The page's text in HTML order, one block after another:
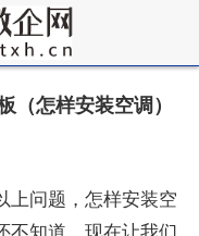
（怎样安装空调）
上问题，怎样安装空